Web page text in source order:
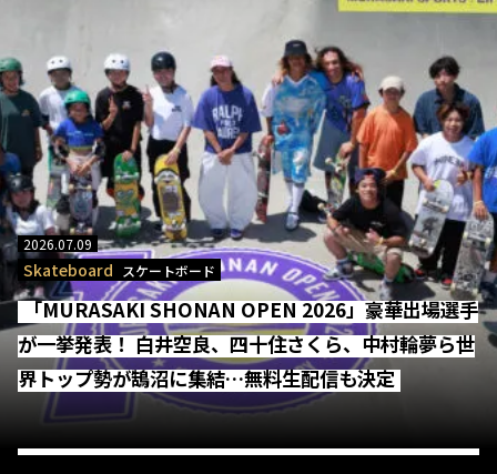
2026.07.09
Skateboard スケートボード
「MURASAKI SHONAN OPEN 2026」豪華出場選手
が一挙発表！ 白井空良、四十住さくら、中村輪夢ら世
界トップ勢が鵠沼に集結…無料生配信も決定
2026.07.10
3x3 3x3バスケ
【3×3】RBL熊本ラウンドは上野原サンライズが
制し怒濤の3連覇！急な会場変更も立ち見が出る
大盛況、博多での最終決戦へ進む8チームが確定
2026.07.03
3x3 3x3バスケ
【3×3】RBL京都ラウンドは上野原サンライズが
制し2連覇！台風を吹き飛ばす熱戦、台湾での世
界大会へ
2026.06.19
3x3 3x3バスケ
【3×3】RBL第2戦名古屋ラウンドは上野原サン
ライズが制覇！前戦の東西王者が予選敗退の波
乱、世界への切符を手にした5チームも決定